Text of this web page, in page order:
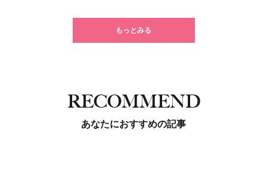
もっとみる
RECOMMEND
あなたにおすすめの記事